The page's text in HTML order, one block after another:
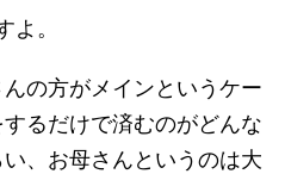
よ。
の方がメインというケー
るだけで済むのがどんな
、お母さんというのは大